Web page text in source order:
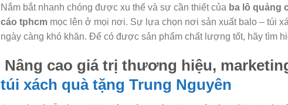
Nắm bắt nhanh chóng được xu thế và sự cần thiết của ba lô quảng
cáo tphcm mọc lên ở mọi nơi. Sự lựa chọn nơi sản xuất balo – túi
ngày càng khó khăn. Để có được sản phẩm chất lượng tốt, hãy tìm
Nâng cao giá trị thương hiệu,
túi xách quà tặng Trung Nguyên